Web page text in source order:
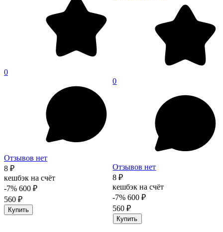
0
Отзывов нет
8 ₽
кешбэк на счёт
-7% 600 ₽
560 ₽
Купить
0
Отзывов нет
8 ₽
кешбэк на счёт
-7% 600 ₽
560 ₽
Купить